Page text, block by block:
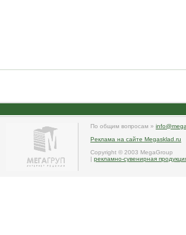
По общим вопросам »
Реклама на сайте Megasklad.ru
Copyright © 2003 MegaGroup
| рекламно-сувенирная